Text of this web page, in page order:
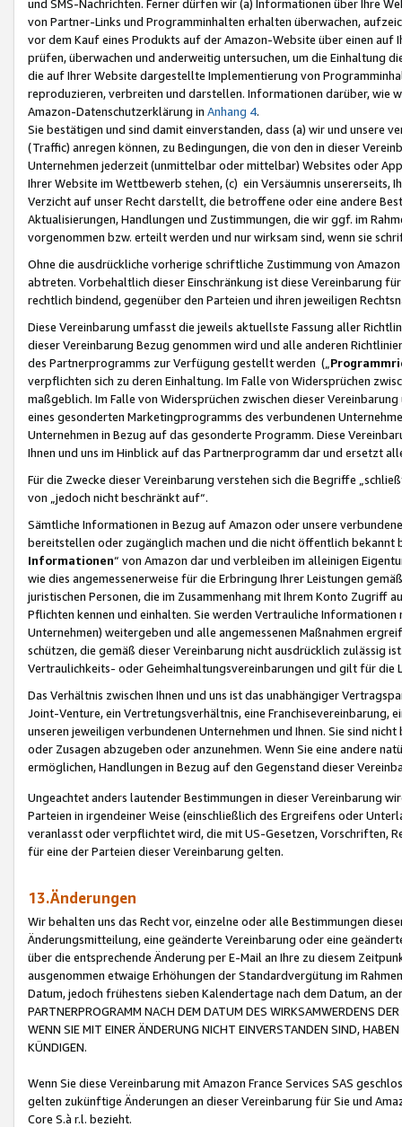
und SMS-Nachrichten. Ferner dürfen wir (a) Informationen über Ihre
von Partner-Links und Programminhalten erhalten überwachen,
vor dem Kauf eines Produkts auf der Amazon-Website über einen
prüfen, überwachen und anderweitig untersuchen, um die Einhaltung
die auf Ihrer Website dargestellte Implementierung von
reproduzieren, verbreiten und darstellen. Informationen darüber, wie
Amazon-Datenschutzerklärung in Anhang 4.
Sie bestätigen und sind damit einverstanden, dass (a) wir und
(Traffic) anregen können, zu Bedingungen, die von den in dieser
Unternehmen jederzeit (unmittelbar oder mittelbar) Websites oder
Ihrer Website im Wettbewerb stehen, (c) ein Versäumnis unsererseits,
Verzicht auf unser Recht darstellt, die betroffene oder eine andere
Aktualisierungen, Handlungen und Zustimmungen, die wir ggf. im
vorgenommen bzw. erteilt werden und nur wirksam sind, wenn sie
Ohne die ausdrückliche vorherige schriftliche Zustimmung von
abtreten. Vorbehaltlich dieser Einschränkung ist diese Vereinbarung
rechtlich bindend, gegenüber den Parteien und ihren jeweiligen
Diese Vereinbarung umfasst die jeweils aktuellste Fassung aller
dieser Vereinbarung Bezug genommen wird und alle anderen
des Partnerprogramms zur Verfügung gestellt werden („
verpflichten sich zu deren Einhaltung. Im Falle von Widersprüchen
maßgeblich. Im Falle von Widersprüchen zwischen dieser
eines gesonderten Marketingprogramms des verbundenen
Unternehmen in Bezug auf das gesonderte Programm. Diese
Ihnen und uns im Hinblick auf das Partnerprogramm dar und ersetzt
Für die Zwecke dieser Vereinbarung verstehen sich die Begriffe
von „jedoch nicht beschränkt auf“.
Sämtliche Informationen in Bezug auf Amazon oder unsere
bereitstellen oder zugänglich machen und die nicht öffentlich
Informationen“ von Amazon dar und verbleiben im alleinigen
wie dies angemessenerweise für die Erbringung Ihrer Leistungen
juristischen Personen, die im Zusammenhang mit Ihrem Konto
Pflichten kennen und einhalten. Sie werden Vertrauliche
Unternehmen) weitergeben und alle angemessenen Maßnahmen
schützen, die gemäß dieser Vereinbarung nicht ausdrücklich zulässig
Vertraulichkeits- oder Geheimhaltungsvereinbarungen und gilt für die
Das Verhältnis zwischen Ihnen und uns ist das unabhängiger
Joint-Venture, ein Vertretungsverhältnis, eine Franchisevereinbarung,
unseren jeweiligen verbundenen Unternehmen und Ihnen. Sie sind
oder Zusagen abzugeben oder anzunehmen. Wenn Sie eine andere
ermöglichen, Handlungen in Bezug auf den Gegenstand dieser
Ungeachtet anders lautender Bestimmungen in dieser Vereinbarung
Parteien in irgendeiner Weise (einschließlich des Ergreifens oder
veranlasst oder verpflichtet wird, die mit US-Gesetzen, Vorschriften,
für eine der Parteien dieser Vereinbarung gelten.
13.Änderungen
Wir behalten uns das Recht vor, einzelne oder alle Bestimmungen
Änderungsmitteilung, eine geänderte Vereinbarung oder eine
über die entsprechende Änderung per E-Mail an Ihre zu diesem
ausgenommen etwaige Erhöhungen der Standardvergütung im
Datum, jedoch frühestens sieben Kalendertage nach dem Datum, an
PARTNERPROGRAMM NACH DEM DATUM DES WIRKSAMWERDENS
WENN SIE MIT EINER ÄNDERUNG NICHT EINVERSTANDEN SIND,
KÜNDIGEN.
Wenn Sie diese Vereinbarung mit Amazon France Services SAS
gelten zukünftige Änderungen an dieser Vereinbarung für Sie und
Core S.à r.l. bezieht.